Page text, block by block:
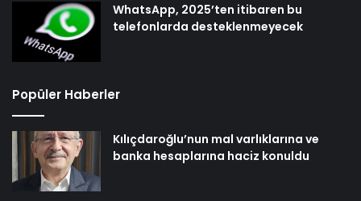
WhatsApp, 2025’ten itibaren bu
telefonlarda desteklenmeyecek
Popüler Haberler
Kılıçdaroğlu’nun mal varlıklarına ve
banka hesaplarına haciz konuldu